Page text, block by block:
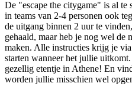
De "escape the citygame" is al te
in teams van 2-4 personen ook
de uitgang binnen 2 uur te
gehaald, maar heb je nog wel de
maken. Alle instructies krijg je
starten wanneer het jullie
gezellig etentje in Athene! En
worden jullie misschien wel